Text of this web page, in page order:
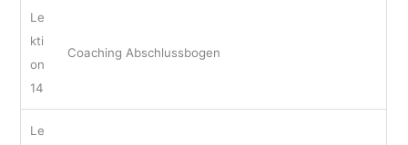
Le
kti
on
14
Coaching Abschlussbogen
Le